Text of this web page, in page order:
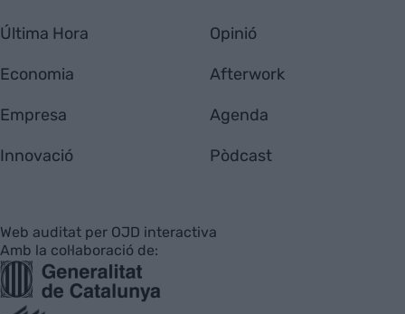
Última Hora
Economia
Empresa
Innovació
Opinió
Afterwork
Agenda
Pòdcast
Web auditat per OJD interactiva
Amb la col·laboració de: